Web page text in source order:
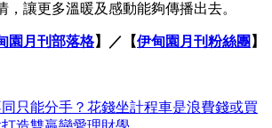
，讓更多溫暖及感動能夠傳播出去。
園月刊部落格】／【伊甸園月刊粉絲團 】
只能分手？花錢坐計程車是浪費錢或買